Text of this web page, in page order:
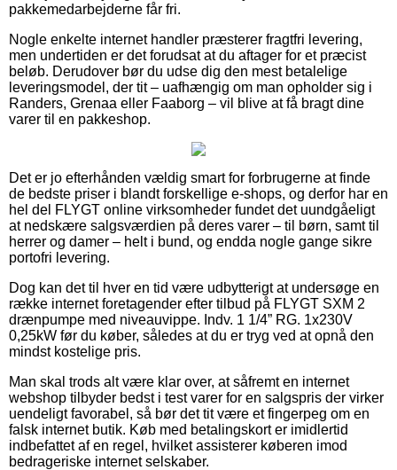
pakkemedarbejderne får fri.
Nogle enkelte internet handler præsterer fragtfri levering,
men undertiden er det forudsat at du aftager for et præcist
beløb. Derudover bør du udse dig den mest betalelige
leveringsmodel, der tit – uafhængig om man opholder sig i
Randers, Grenaa eller Faaborg – vil blive at få bragt dine
varer til en pakkeshop.
Det er jo efterhånden vældig smart for forbrugerne at finde
de bedste priser i blandt forskellige e-shops, og derfor har en
hel del FLYGT online virksomheder fundet det uundgåeligt
at nedskære salgsværdien på deres varer – til børn, samt til
herrer og damer – helt i bund, og endda nogle gange sikre
portofri levering.
Dog kan det til hver en tid være udbytterigt at undersøge en
række internet foretagender efter tilbud på FLYGT SXM 2
drænpumpe med niveauvippe. Indv. 1 1/4” RG. 1x230V
0,25kW før du køber, således at du er tryg ved at opnå den
mindst kostelige pris.
Man skal trods alt være klar over, at såfremt en internet
webshop tilbyder bedst i test varer for en salgspris der virker
uendeligt favorabel, så bør det tit være et fingerpeg om en
falsk internet butik. Køb med betalingskort er imidlertid
indbefattet af en regel, hvilket assisterer køberen imod
bedrageriske internet selskaber.